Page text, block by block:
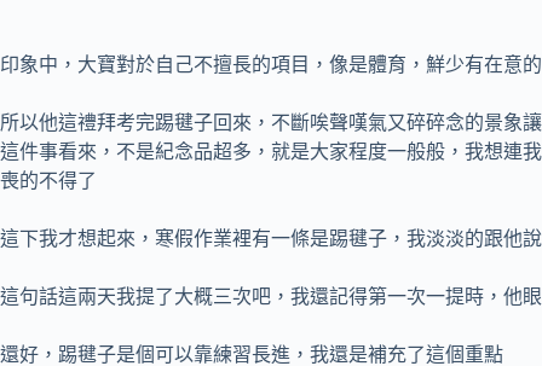
印象中，大寶對於自己不擅長的項目，像是體育，鮮少有在意
所以他這禮拜考完踢毽子回來，不斷唉聲嘆氣又碎碎念的景象
這件事看來，不是紀念品超多，就是大家程度一般般，我想連
喪的不得了
這下我才想起來，寒假作業裡有一條是踢毽子，我淡淡的跟他
這句話這兩天我提了大概三次吧，我還記得第一次一提時，他
還好，踢毽子是個可以靠練習長進，我還是補充了這個重點